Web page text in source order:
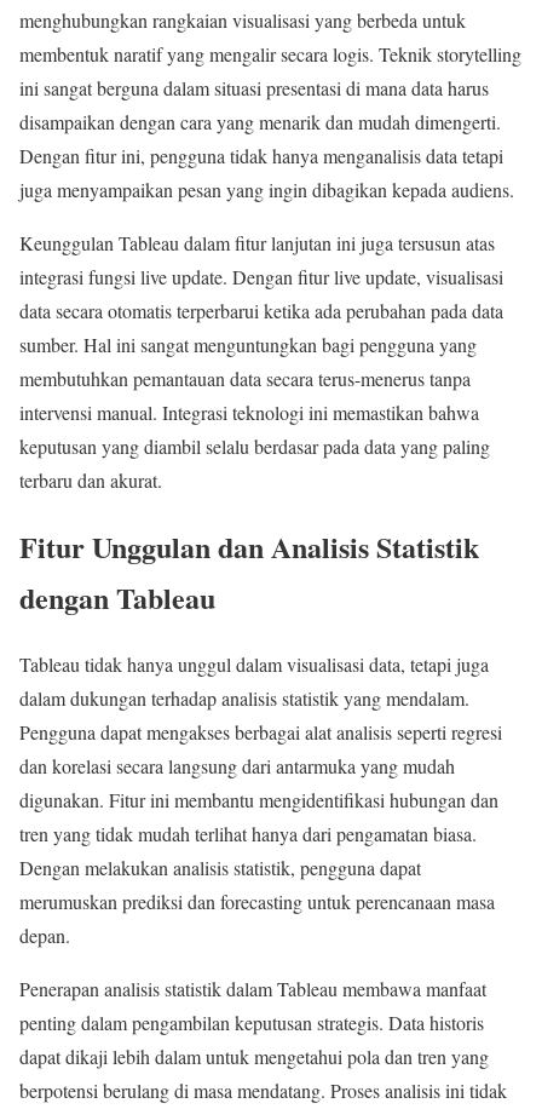
menghubungkan rangkaian visualisasi yang berbeda untuk
membentuk naratif yang mengalir secara logis. Teknik storytelling
ini sangat berguna dalam situasi presentasi di mana data harus
disampaikan dengan cara yang menarik dan mudah dimengerti.
Dengan fitur ini, pengguna tidak hanya menganalisis data tetapi
juga menyampaikan pesan yang ingin dibagikan kepada audiens.
Keunggulan Tableau dalam fitur lanjutan ini juga tersusun atas
integrasi fungsi live update. Dengan fitur live update, visualisasi
data secara otomatis terperbarui ketika ada perubahan pada data
sumber. Hal ini sangat menguntungkan bagi pengguna yang
membutuhkan pemantauan data secara terus-menerus tanpa
intervensi manual. Integrasi teknologi ini memastikan bahwa
keputusan yang diambil selalu berdasar pada data yang paling
terbaru dan akurat.
Fitur Unggulan dan Analisis Statistik
dengan Tableau
Tableau tidak hanya unggul dalam visualisasi data, tetapi juga
dalam dukungan terhadap analisis statistik yang mendalam.
Pengguna dapat mengakses berbagai alat analisis seperti regresi
dan korelasi secara langsung dari antarmuka yang mudah
digunakan. Fitur ini membantu mengidentifikasi hubungan dan
tren yang tidak mudah terlihat hanya dari pengamatan biasa.
Dengan melakukan analisis statistik, pengguna dapat
merumuskan prediksi dan forecasting untuk perencanaan masa
depan.
Penerapan analisis statistik dalam Tableau membawa manfaat
penting dalam pengambilan keputusan strategis. Data historis
dapat dikaji lebih dalam untuk mengetahui pola dan tren yang
berpotensi berulang di masa mendatang. Proses analisis ini tidak